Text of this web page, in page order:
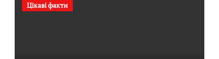
Цікаві факти